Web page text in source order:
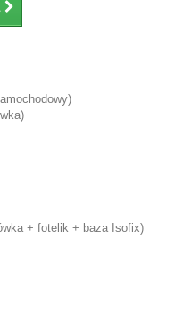
+ fotelik + baza Isofix)